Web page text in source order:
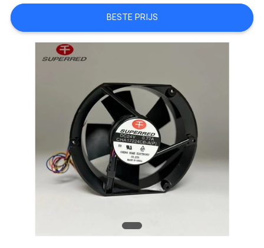
CITAAT
SITEMAP
BESTE PRIJS